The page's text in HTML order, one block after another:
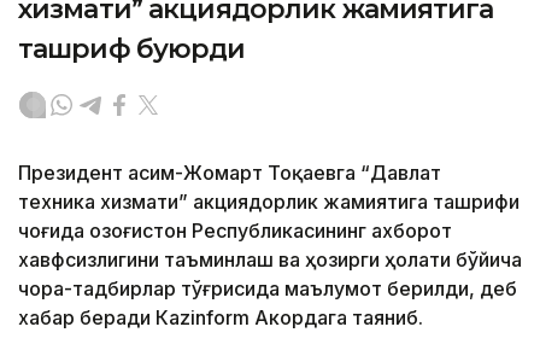
хизмати” акциядорлик жамиятига
ташриф буюрди
Президент Қасим-Жомарт Тоқаевга “Давлат
техника хизмати” акциядорлик жамиятига ташрифи
чоғида Қозоғистон Республикасининг ахборот
хавфсизлигини таъминлаш ва ҳозирги ҳолати бўйича
чора-тадбирлар тўғрисида маълумот берилди, деб
хабар беради Каzinform Акордага таяниб.